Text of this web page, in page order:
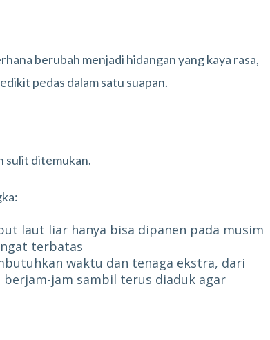
berubah menjadi hidangan yang kaya rasa,
pedas dalam satu suapan.
sulit ditemukan.
laut liar hanya bisa dipanen pada musim
terbatas
waktu dan tenaga ekstra, dari
jam sambil terus diaduk agar